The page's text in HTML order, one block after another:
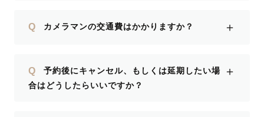
Q カメラマンの交通費はかかりますか？ ＋
Q
予約後にキャンセル、もしくは延期したい場
合はどうしたらいいですか？
＋